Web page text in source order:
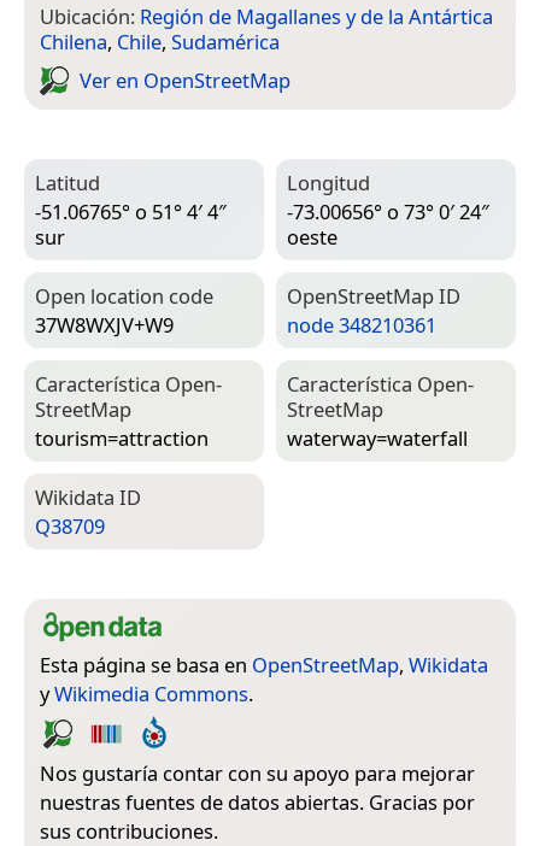
Ubicación: Región de Magallanes y de la Antártica
Chilena, Chile, Sudamérica
Ver en Open­Street­Map
Latitud
-51.06765° o 51° 4′ 4″
sur
Longitud
-73.00656° o 73° 0′ 24″
oeste
Open location code
37W8WXJV+W9
Open­Street­Map ID
node 348210361
Característica Open­
Street­Map
tourism=­attraction
Característica Open­
Street­Map
waterway=­waterfall
Wiki­data ID
Q38709
Esta página se basa en OpenStreetMap, Wikidata
yWikimedia Commons.
Nos gustaría contar con su apoyo para mejorar
nuestras fuentes de datos abiertas. Gracias por
sus contribuciones.